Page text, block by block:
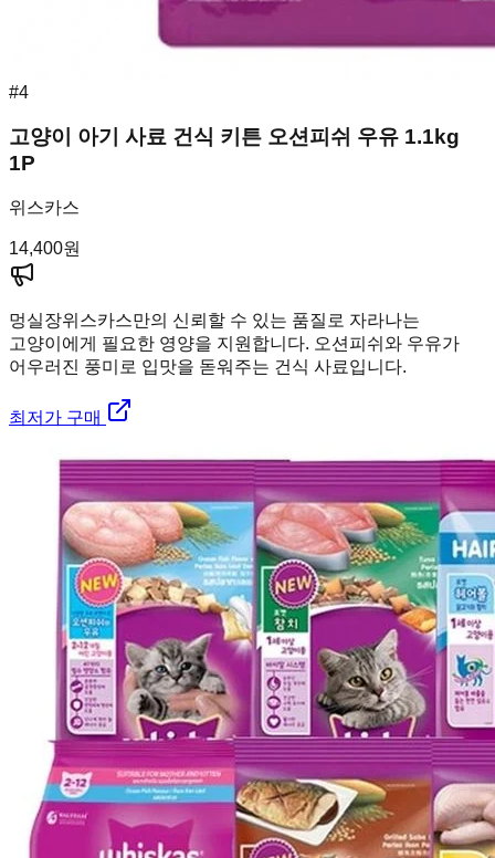
#4
고양이 아기 사료 건식 키튼 오션피쉬 우유 1.1kg
1P
위스카스
14,400원
멍실장위스카스만의 신뢰할 수 있는 품질로 자라나는
고양이에게 필요한 영양을 지원합니다. 오션피쉬와 우유가
어우러진 풍미로 입맛을 돋워주는 건식 사료입니다.
최저가 구매